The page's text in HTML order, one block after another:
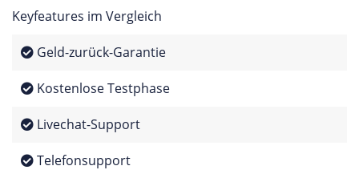
Keyfeatures im Vergleich
Geld-zurück-Garantie
Kostenlose Testphase
Livechat-Support
Telefonsupport